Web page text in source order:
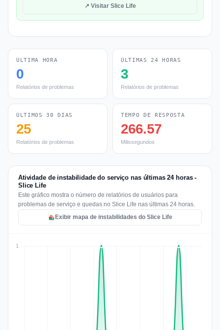
↗ Visitar Slice Life
ÚLTIMA HORA
0
Relatórios de problemas
ÚLTIMAS 24 HORAS
3
Relatórios de problemas
ÚLTIMOS 30 DIAS
25
Relatórios de problemas
TEMPO DE RESPOSTA
266.57
Milissegundos
Atividade de instabilidade do serviço nas últimas 24 horas -
Slice Life
Este gráfico mostra o número de relatórios de usuários para
problemas de serviço e quedas no Slice Life nas últimas 24 horas.
Exibir mapa de instabilidades do Slice Life